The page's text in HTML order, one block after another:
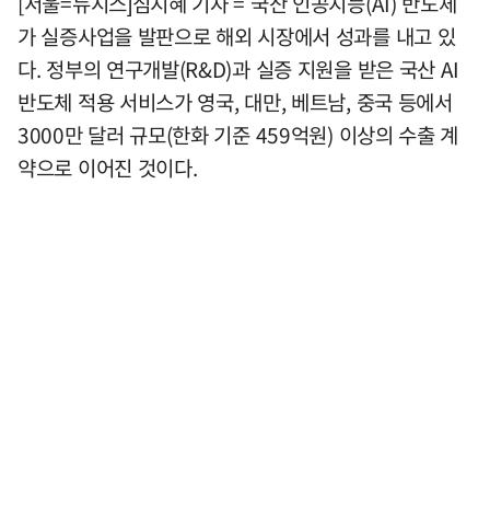
가 실증사업을 발판으로 해외 시장에서 성과를 내고 있
다. 정부의 연구개발(R&D)과 실증 지원을 받은 국산 AI
반도체 적용 서비스가 영국, 대만, 베트남, 중국 등에서
3000만 달러 규모(한화 기준 459억원) 이상의 수출 계
약으로 이어진 것이다.